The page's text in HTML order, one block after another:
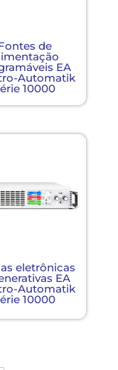
de
​​EA
Automatik
10000
eletrônicas
EA
Automatik
10000